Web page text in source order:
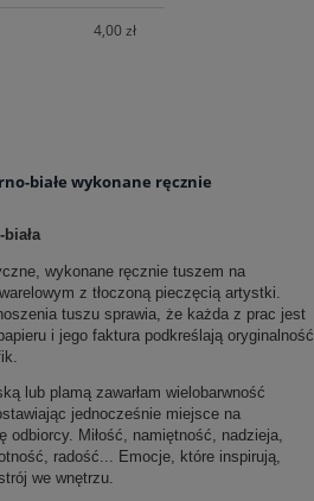
4,00 zł
białe wykonane ręcznie
wykonane ręcznie tuszem na
z tłoczoną pieczęcią artystki.
tuszu sprawia, że każda z prac jest
i jego faktura podkreślają oryginalność
lub plamą zawarłam wielobarwność
jednocześnie miejsce na
odbiorcy. Miłość, namiętność, nadzieja,
radość... Emocje, które inspirują,
we wnętrzu.